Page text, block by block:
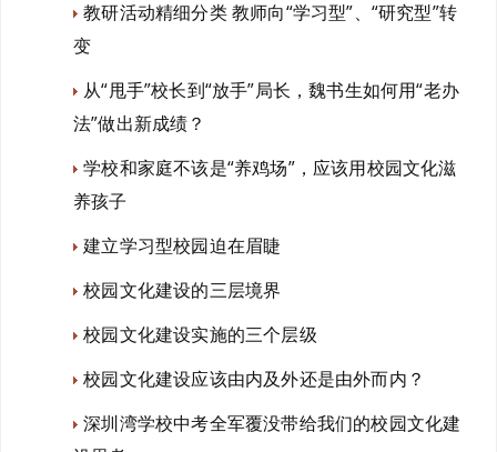
教研活动精细分类 教师向“学习型”、“研究型”转
变
从“甩手”校长到“放手”局长，魏书生如何用“老办
法”做出新成绩？
学校和家庭不该是“养鸡场”，应该用校园文化滋
养孩子
建立学习型校园迫在眉睫
校园文化建设的三层境界
校园文化建设实施的三个层级
校园文化建设应该由内及外还是由外而内？
深圳湾学校中考全军覆没带给我们的校园文化建